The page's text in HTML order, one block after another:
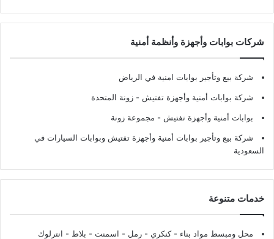
شركات بوابات وأجهزة وأنظمة أمنية
شركة بيع وتأجير بوابات امنية في الرياض
شركة بوابات أمنية وأجهزة تفتيش - زونة المتحدة
بوابات أمنية وأجهزة تفتيش - مجموعة زونة
شركة بيع وتأجير بوابات أمنية وأجهزة تفتيش وبوابات السيارات في
السعودية
خدمات متنوعة
محل ومبسط مواد بناء - كنكري - رمل - اسمنت - بلاط - انترلوك